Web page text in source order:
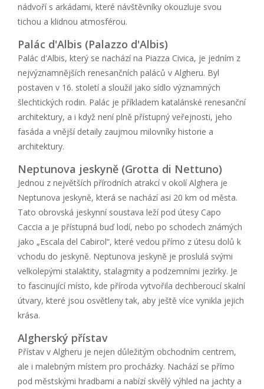
nádvoří s arkádami, které návštěvníky okouzluje svou
tichou a klidnou atmosférou.
Palác d'Albis (Palazzo d'Albis)
Palác d'Albis, který se nachází na Piazza Civica, je jedním z
nejvýznamnějších renesančních paláců v Algheru. Byl
postaven v 16. století a sloužil jako sídlo významných
šlechtických rodin. Palác je příkladem katalánské renesanční
architektury, a i když není plně přístupný veřejnosti, jeho
fasáda a vnější detaily zaujmou milovníky historie a
architektury.
Neptunova jeskyně (Grotta di Nettuno)
Jednou z největších přírodních atrakcí v okolí Alghera je
Neptunova jeskyně, která se nachází asi 20 km od města.
Tato obrovská jeskynní soustava leží pod útesy Capo
Caccia a je přístupná buď lodí, nebo po schodech známých
jako „Escala del Cabirol“, které vedou přímo z útesu dolů k
vchodu do jeskyně. Neptunova jeskyně je proslulá svými
velkolepými stalaktity, stalagmity a podzemními jezírky. Je
to fascinující místo, kde příroda vytvořila dechberoucí skalní
útvary, které jsou osvětleny tak, aby ještě více vynikla jejich
krása.
Algherský přístav
Přístav v Algheru je nejen důležitým obchodním centrem,
ale i malebným místem pro procházky. Nachází se přímo
pod městskými hradbami a nabízí skvělý výhled na jachty a